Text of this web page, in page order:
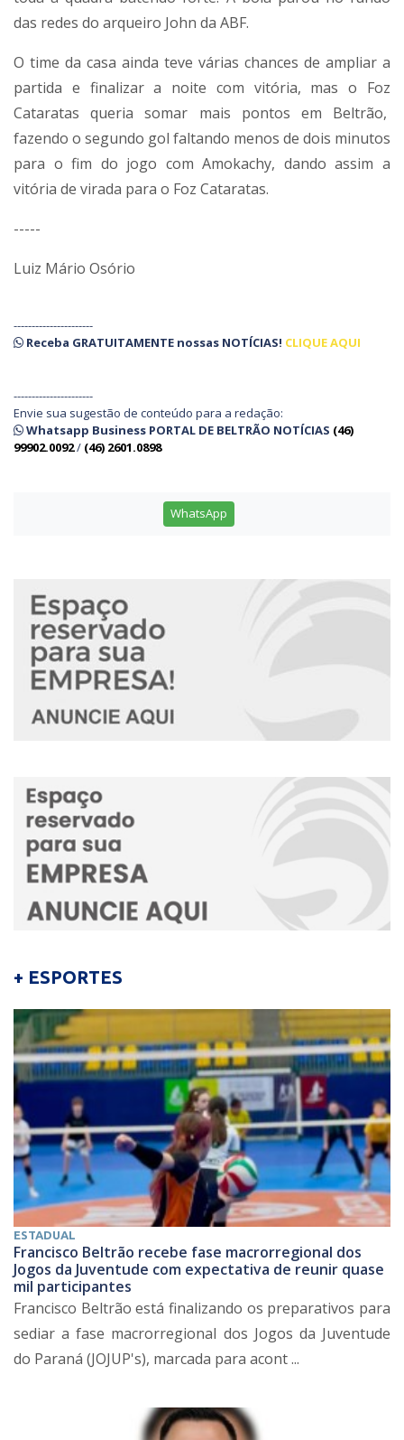
das redes do arqueiro John da ABF.
O time da casa ainda teve várias chances de ampliar a
partida e finalizar a noite com vitória, mas o Foz
Cataratas queria somar mais pontos em Beltrão,
fazendo o segundo gol faltando menos de dois minutos
para o fim do jogo com Amokachy, dando assim a
vitória de virada para o Foz Cataratas.
-----
Luiz Mário Osório
----------------------
Receba GRATUITAMENTE nossas NOTÍCIAS! CLIQUE AQUI
----------------------
Envie sua sugestão de conteúdo para a redação:
Whatsapp Business PORTAL DE BELTRÃO NOTÍCIAS (46)
99902.0092/ (46) 2601.0898
WhatsApp
+ ESPORTES
ESTADUAL
Francisco Beltrão recebe fase macrorregional dos
Jogos da Juventude com expectativa de reunir quase
mil participantes
Francisco Beltrão está finalizando os preparativos para
sediar a fase macrorregional dos Jogos da Juventude
do Paraná (JOJUP's), marcada para acont ...